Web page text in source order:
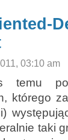
03:10 am
temu
którego
taki